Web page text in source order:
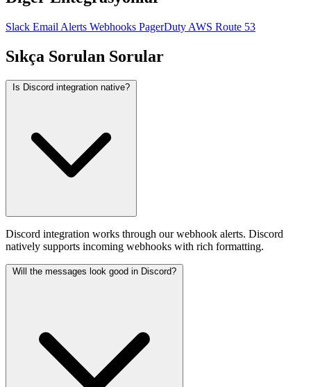
Slack Email Alerts Webhooks PagerDuty AWS Route 53
Sıkça Sorulan Sorular
Is Discord integration native?
Discord integration works through our webhook alerts. Discord
natively supports incoming webhooks with rich formatting.
Will the messages look good in Discord?